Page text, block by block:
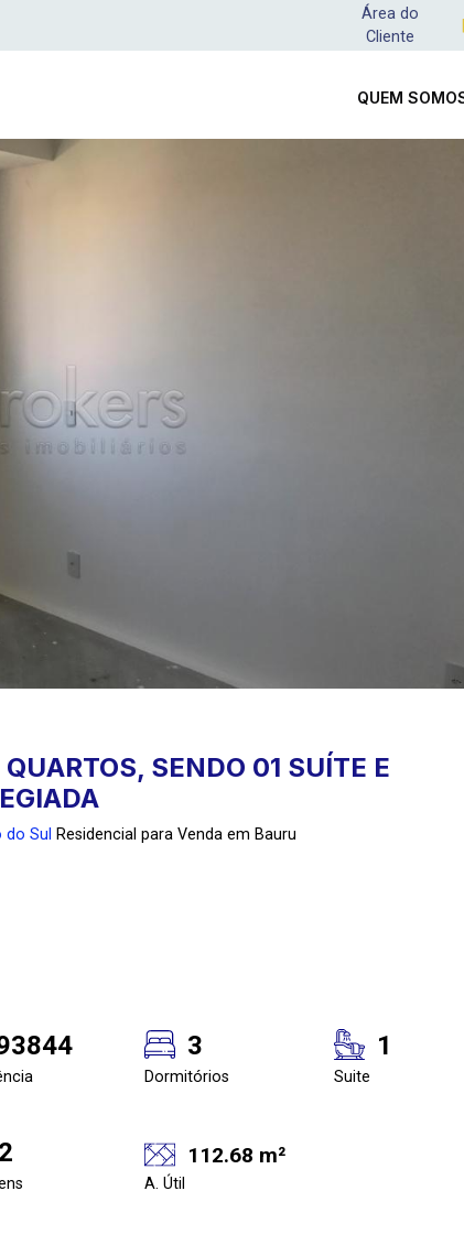
Área do
Cliente
QUEM
SENDO 01 SUÍTE E
Sul Residencial para Venda em Bauru
3
Dormitórios
1
Suite
2 112.68 m²
A. Útil